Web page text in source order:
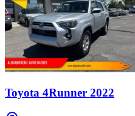
Toyota 4Runner 2022